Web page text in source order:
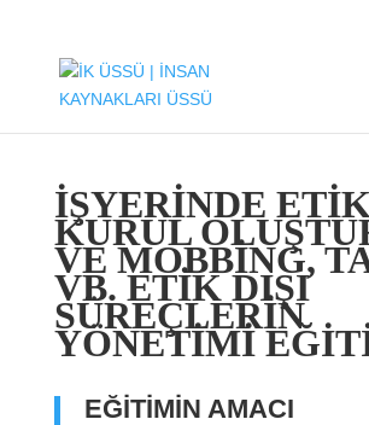
İŞYERİNDE
KURUL
VE MOBBİNG,
VB. ETİK DIŞI
SÜREÇLERİN
YÖNETİMİ
EĞİTİMİN AMACI